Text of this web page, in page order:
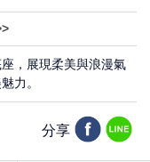
，展現柔美與浪漫氣
力。
分享